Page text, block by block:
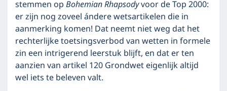
stemmen opBohemian Rhapsodyvoor de Top 2000:
er zijn nog zoveel ándere wetsartikelen die in
aanmerking komen! Dat neemt niet weg dat het
rechterlijke toetsingsverbod van wetten in formele
zin een intrigerend leerstuk blijft, en dat er ten
aanzien van artikel 120 Grondwet eigenlijk altijd
wel iets te beleven valt.